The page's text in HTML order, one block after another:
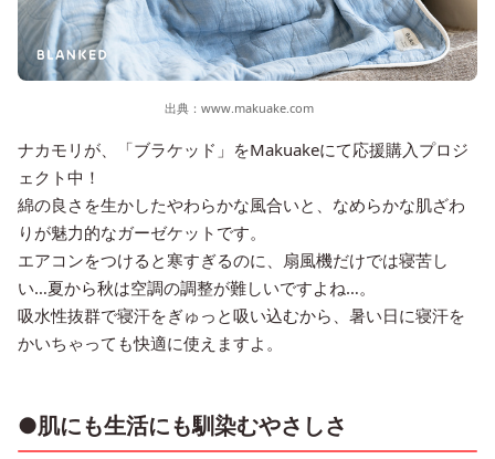
出典： www.makuake.com
ナカモリが、「ブラケッド」をMakuakeにて応援購入プロジ
ェクト中！
綿の良さを生かしたやわらかな風合いと、なめらかな肌ざわ
りが魅力的なガーゼケットです。
エアコンをつけると寒すぎるのに、扇風機だけでは寝苦し
い…夏から秋は空調の調整が難しいですよね…。
吸水性抜群で寝汗をぎゅっと吸い込むから、暑い日に寝汗を
かいちゃっても快適に使えますよ。
●肌にも生活にも馴染むやさしさ